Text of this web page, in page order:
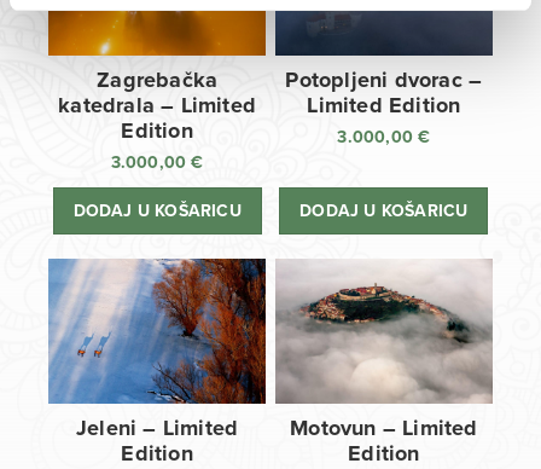
Zagrebačka
katedrala – Limited
Edition
3.000,00€
DODAJ U KOŠARICU
Potopljeni dvorac –
Limited Edition
3.000,00€
DODAJ U KOŠARICU
Jeleni – Limited
Edition
Motovun – Limited
Edition